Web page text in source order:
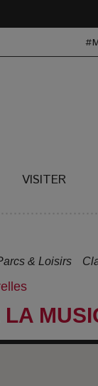
VISITER
& Loisirs